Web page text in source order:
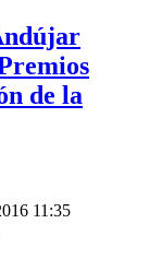
de la
11:35